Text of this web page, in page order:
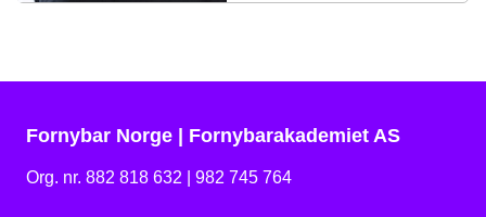
Fornybar Norge | Fornybarakademiet AS
Org. nr. 882 818 632 | 982 745 764